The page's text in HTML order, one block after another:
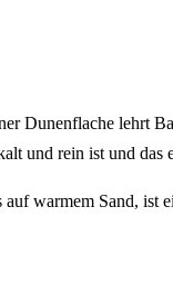
Dunenflache lehrt
und rein ist und
warmem Sand, ist